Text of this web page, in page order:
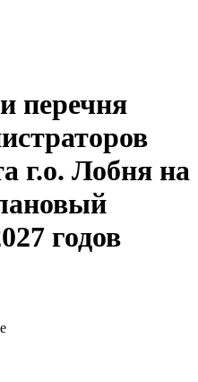
перечня
г.о. Лобня на
годов